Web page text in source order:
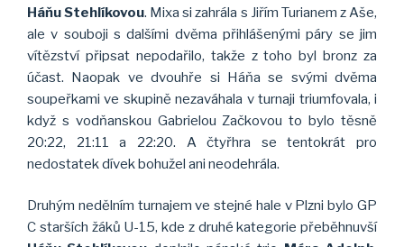
Háňu Stehlíkovou. Mixa si zahrála s Jiřím Turianem z Aše,
ale v souboji s dalšími dvěma přihlášenými páry se jim
vítězství připsat nepodařilo, takže z toho byl bronz za
účast. Naopak ve dvouhře si Háňa se svými dvěma
soupeřkami ve skupině nezaváhala v turnaji triumfovala, i
když s vodňanskou Gabrielou Začkovou to bylo těsně
20:22, 21:11 a 22:20. A čtyřhra se tentokrát pro
nedostatek dívek bohužel ani neodehrála.
Druhým nedělním turnajem ve stejné hale v Plzni bylo GP
C starších žáků U-15, kde z druhé kategorie přeběhnuvší